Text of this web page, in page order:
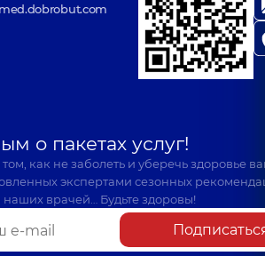
о пакетах услуг!
как не заболеть и уберечь здоровье
экспертами сезонных
наших врачей… Будьте здоровы!